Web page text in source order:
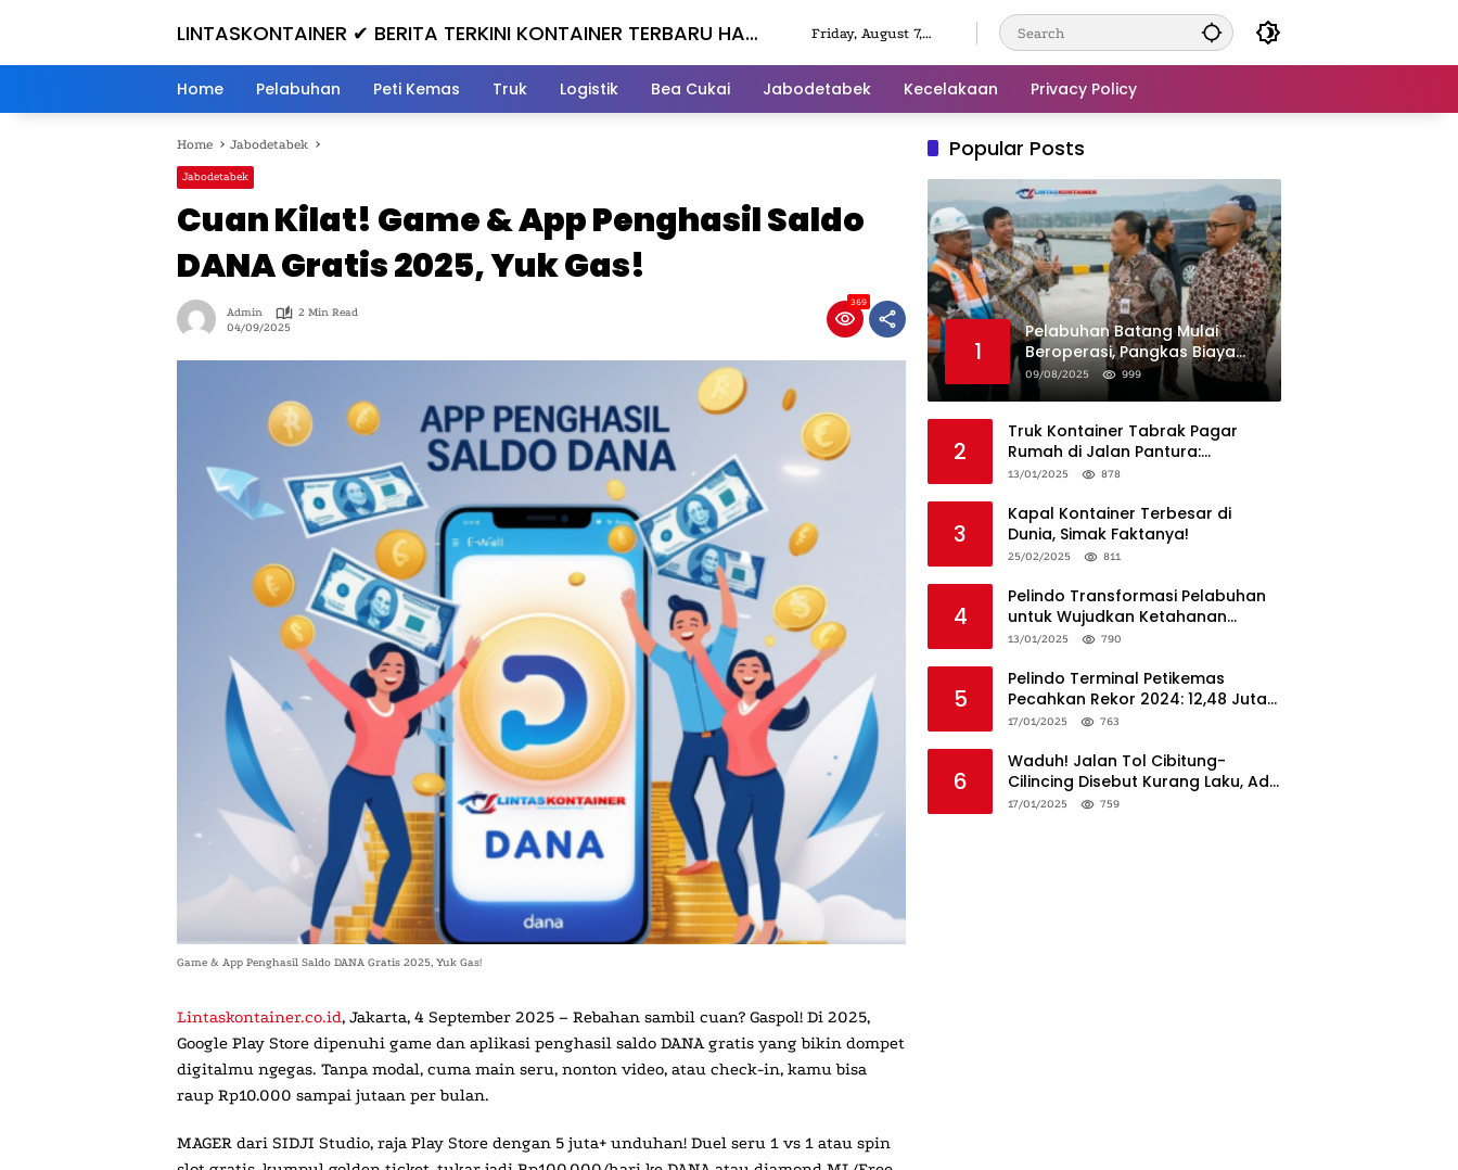
LINTASKONTAINER ✔ BERITA TERKINI KONTAINER TERBARU HARI
INI
Friday, August 7,
Home Pelabuhan Peti Kemas Truk Logistik Bea Cukai Jabodetabek Kecelakaan Privacy Policy
Home Jabodetabek
Jabodetabek
Cuan Kilat! Game & App Penghasil Saldo
DANA Gratis 2025, Yuk Gas!
Admin
2 Min Read
04/09/2025
369
Game & App Penghasil Saldo DANA Gratis 2025, Yuk Gas!
Lintaskontainer.co.id, Jakarta, 4 September 2025 – Rebahan sambil cuan? Gaspol! Di 2025,
Google Play Store dipenuhi game dan aplikasi penghasil saldo DANA gratis yang bikin dompet
digitalmu ngegas. Tanpa modal, cuma main seru, nonton video, atau check-in, kamu bisa
raup Rp10.000 sampai jutaan per bulan.
MAGER dari SIDJI Studio, raja Play Store dengan 5 juta+ unduhan! Duel seru 1 vs 1 atau spin
Popular Posts
1
Pelabuhan Batang Mulai
Beroperasi, Pangkas Biaya
Logistik Industri!
09/08/2025 999
2
Truk Kontainer Tabrak Pagar
Rumah di Jalan Pantura:
Kronologi dan Langkah
13/01/2025 878
3
Kapal Kontainer Terbesar di
Dunia, Simak Faktanya!
25/02/2025 811
4
Pelindo Transformasi Pelabuhan
untuk Wujudkan Ketahanan
Logistik dan Daya Saing Global
13/01/2025 790
5
Pelindo Terminal Petikemas
Pecahkan Rekor 2024: 12,48 Juta
TEUs, Bukti Keunggulan Logistik
17/01/2025 763
6
Waduh! Jalan Tol Cibitung-
Cilincing Disebut Kurang Laku, Ada
Apa?
17/01/2025 759